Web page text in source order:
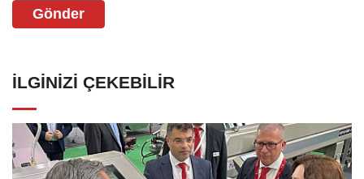
Gönder
İLGINIZI ÇEKEBILIR